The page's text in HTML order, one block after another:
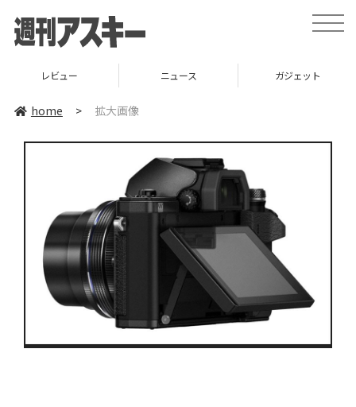
toggle
レビュー ニュース ガジェット
home > 拡大画像